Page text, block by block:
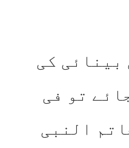
بینائی کی
تو فی
النبی